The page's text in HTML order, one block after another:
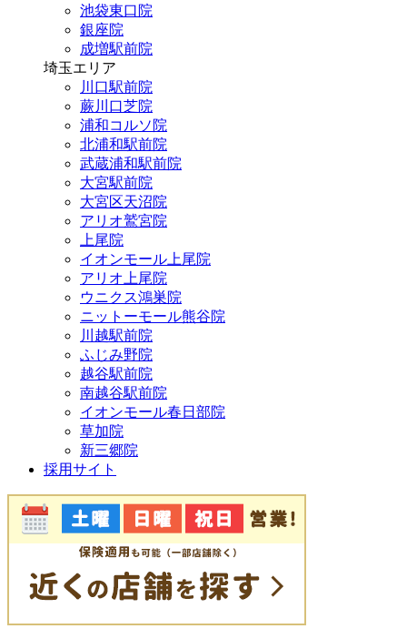
池袋東口院
銀座院
成増駅前院
埼玉エリア
川口駅前院
蕨川口芝院
浦和コルソ院
北浦和駅前院
武蔵浦和駅前院
大宮駅前院
大宮区天沼院
アリオ鷲宮院
上尾院
イオンモール上尾院
アリオ上尾院
ウニクス鴻巣院
ニットーモール熊谷院
川越駅前院
ふじみ野院
越谷駅前院
南越谷駅前院
イオンモール春日部院
草加院
新三郷院
採用サイト